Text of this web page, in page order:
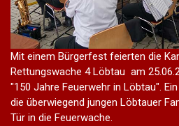
Mit einem Bürgerfest feierten die
Rettungswache 4 Löbtau am
"150 Jahre Feuerwehr in Löbtau".
die überwiegend jungen Löbtauer
Tür in die Feuerwache.